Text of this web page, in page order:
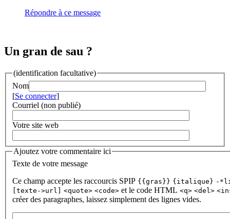
Répondre à ce message
Un gran de sau ?
(identification facultative)
Nom
[Se connecter]
Courriel (non publié)
Votre site web
Ajoutez votre commentaire ici
Texte de votre message
Ce champ accepte les raccourcis SPIP {{gras}} {italique} -
[texte->url] <quote> <code> et le code HTML <q> <del>
créer des paragraphes, laissez simplement des lignes vides.